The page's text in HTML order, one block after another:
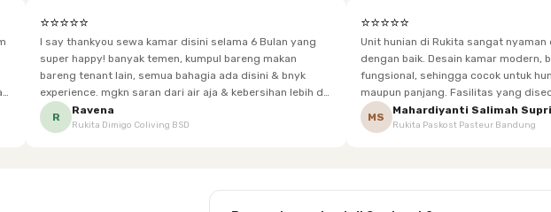
⭐⭐⭐⭐⭐
I say thankyou sewa kamar disini selama 6 Bulan yang
super happy! banyak temen, kumpul bareng makan
bareng tenant lain, semua bahagia ada disini & bnyk
experience. mgkn saran dari air aja & kebersihan lebih di
tingkatkan lagi. but, I love Rukita
R
Ravena
Rukita Dimigo Coliving BSD
⭐⭐⭐⭐⭐
Unit hunian di Rukita sangat
dengan baik. Desain kamar modern, bersih, dan
fungsional, sehingga cocok untuk hunian jangka pendek
maupun panjang. Fasilitas yang disediakan lengkap dan
sesuai dengan kebutuhan penghuni, mulai dari furnitur,
area bersama, hingga akses yang
MS
Mahardiyanti Salimah
Rukita Paskost Pasteur Bandung